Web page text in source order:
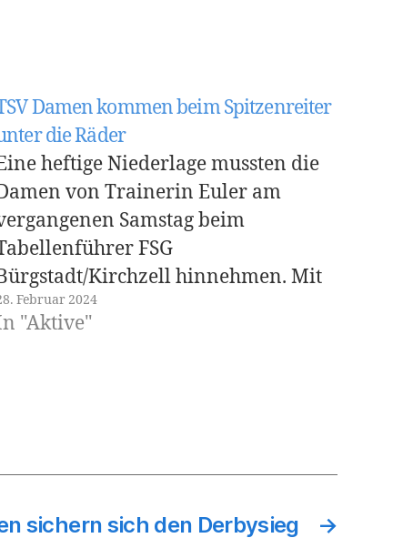
Damen kommen beim Spitzenreiter
die Räder
heftige Niederlage mussten die
von Trainerin Euler am
Samstag beim
FSG
Kirchzell hinnehmen. Mit
(20:10) mussten sie die
antreten. Schon vor der
Februar 2024
"Aktive"
→
sichern sich den Derbysieg